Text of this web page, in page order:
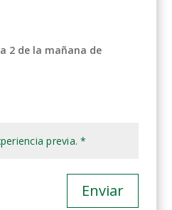
2 de la mañana de
Enviar